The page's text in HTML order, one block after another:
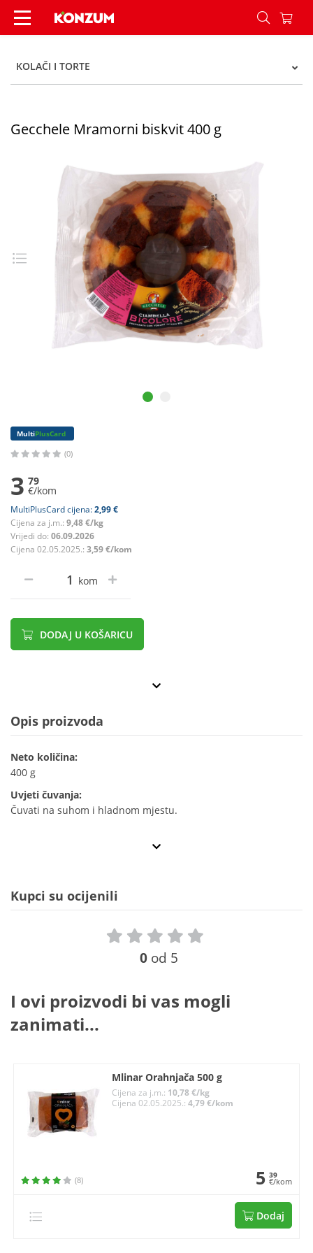
Gecchele Mramorni biskvit 400 g - Konzum
KOLAČI I TORTE
Gecchele Mramorni biskvit 400 g
MultiPlusCard
(0)
3 79
€/kom
MultiPlusCard cijena:2,99 €
Cijena za j.m.: 9,48 €/kg
Vrijedi do: 06.09.2026
Cijena 02.05.2025.: 3,59 €/kom
kom
DODAJ U KOŠARICU
Opis proizvoda
Neto količina:
400 g
Uvjeti čuvanja:
Čuvati na suhom i hladnom mjestu.
Kupci su ocijenili
0 od 5
I ovi proizvodi bi vas mogli
zanimati...
Mlinar Orahnjača 500 g
Cijena za j.m.: 10,78 €/kg
Cijena 02.05.2025.:4,79 €/kom
(8) 5 39
€/kom
Dodaj